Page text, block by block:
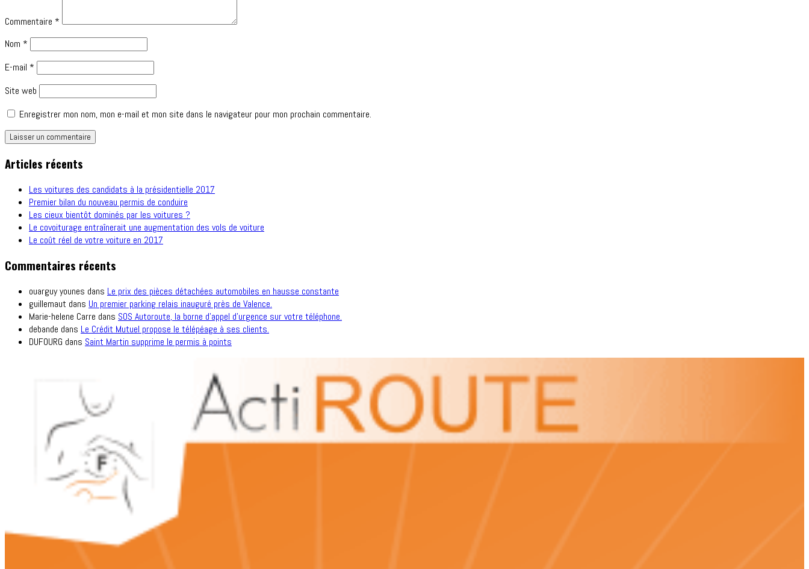
Commentaire *
Nom *
E-mail *
Site web
Enregistrer mon nom, mon e-mail et mon site dans le navigateur pour mon prochain commentaire.
Articles récents
Les voitures des candidats à la présidentielle 2017
Premier bilan du nouveau permis de conduire
Les cieux bientôt dominés par les voitures ?
Le covoiturage entraînerait une augmentation des vols de voiture
Le coût réel de votre voiture en 2017
Commentaires récents
ouarguy younes dans Le prix des pièces détachées automobiles en hausse constante
guillemaut dans Un premier parking relais inauguré près de Valence.
Marie-helene Carre dans SOS Autoroute, la borne d’appel d’urgence sur votre téléphone.
debande dans Le Crédit Mutuel propose le télépéage à ses clients.
DUFOURG dans Saint Martin supprime le permis à points